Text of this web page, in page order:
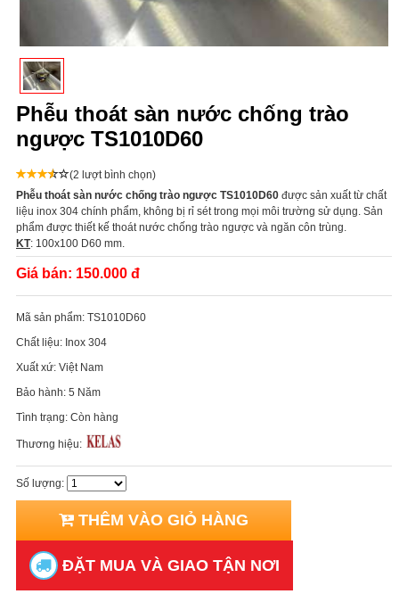
Phễu thoát sàn nước chống trào
ngược TS1010D60
(2 lượt bình chọn)
Phễu thoát sàn nước chống trào ngược TS1010D60 được sản xuất từ chất
liệu inox 304 chính phẩm, không bị rỉ sét trong mọi môi trường sử dụng. Sản
phẩm được thiết kế thoát nước chống trào ngược và ngăn côn trùng.
KT: 100x100 D60 mm.
Giá bán: 150.000 đ
Mã sản phẩm: TS1010D60
Chất liệu: Inox 304
Xuất xứ: Việt Nam
Bảo hành: 5 Năm
Tình trạng: Còn hàng
Thương hiệu:
Số lượng:
THÊM VÀO GIỎ HÀNG
ĐẶT MUA VÀ GIAO TẬN NƠI